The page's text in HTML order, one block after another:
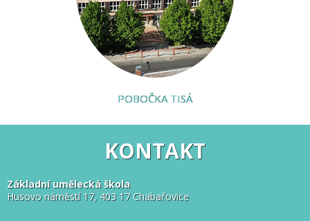
POBOČKA TISÁ
KONTAKT
Základní umělecká škola
Husovo náměstí 17, 403 17 Chabařovice